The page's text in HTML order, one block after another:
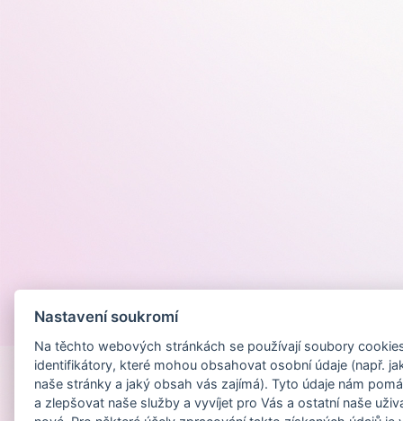
Nastavení soukromí
Na těchto webových stránkách se používají soubory
identifikátory, které mohou obsahovat osobní údaje (např.
naše stránky a jaký obsah vás zajímá). Tyto údaje nám
a zlepšovat naše služby a vyvíjet pro Vás a ostatní naše